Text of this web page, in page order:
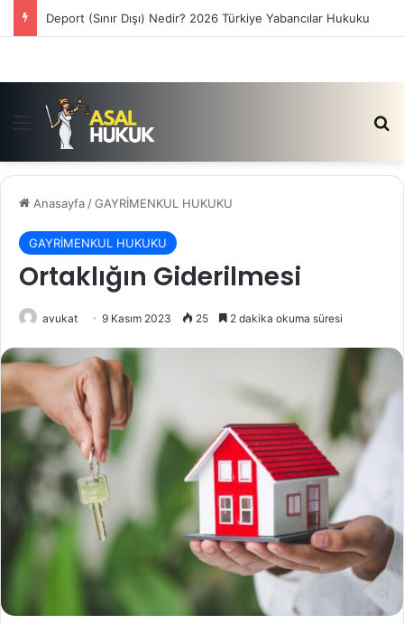
Deport (Sınır Dışı) Nedir? 2026 Türkiye Yabancılar Hukuku
Menü
Anasayfa /GAYRİMENKUL HUKUKU
GAYRİMENKUL HUKUKU
Ortaklığın Giderilmesi
avukat 9 Kasım 2023 25 2 dakika okuma süresi